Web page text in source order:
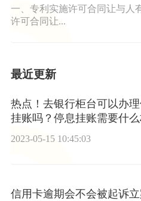
一、专利实施许可合同让与人
许可合同让...
最近更新
热点！去银行柜台可以办
挂账吗？停息挂账需要什
2023-05-15 10:45:03
信用卡逾期会不会被起诉立